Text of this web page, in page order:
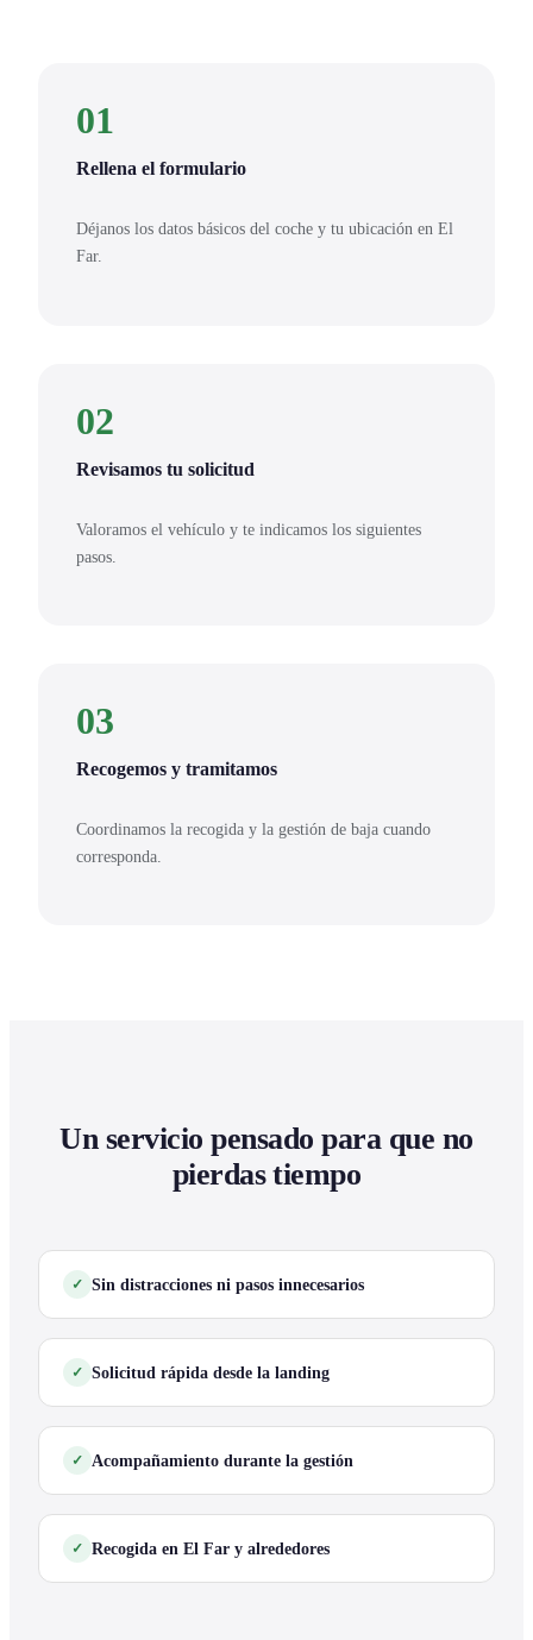
01
Rellena el formulario
Déjanos los datos básicos del coche y tu ubicación en El
Far.
02
Revisamos tu solicitud
Valoramos el vehículo y te indicamos los siguientes
pasos.
03
Recogemos y tramitamos
Coordinamos la recogida y la gestión de baja cuando
corresponda.
Un servicio pensado para que no
pierdas tiempo
Sin distracciones ni pasos innecesarios
Solicitud rápida desde la landing
Acompañamiento durante la gestión
Recogida en El Far y alrededores